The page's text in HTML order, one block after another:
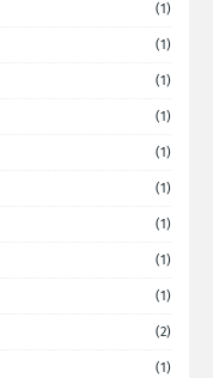
(1)
(1)
(1)
(1)
(1)
(1)
(1)
(1)
(1)
(2)
(1)